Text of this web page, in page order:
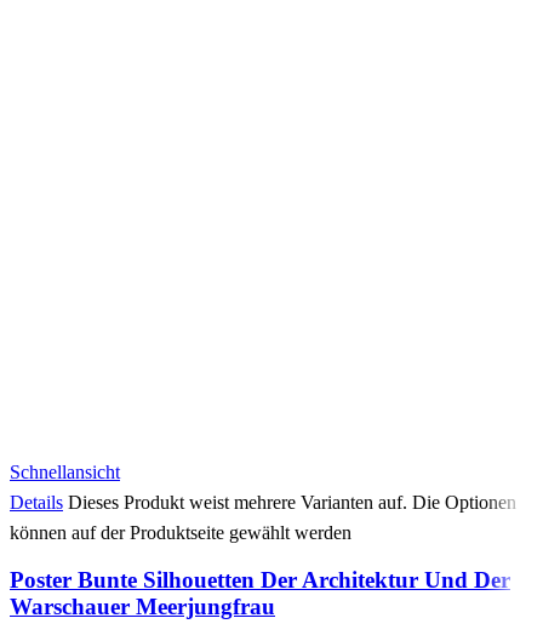
Schnellansicht
Details Dieses Produkt weist mehrere Varianten auf. Die Optionen
können auf der Produktseite gewählt werden
Poster Bunte Silhouetten Der Architektur Und Der
Warschauer Meerjungfrau